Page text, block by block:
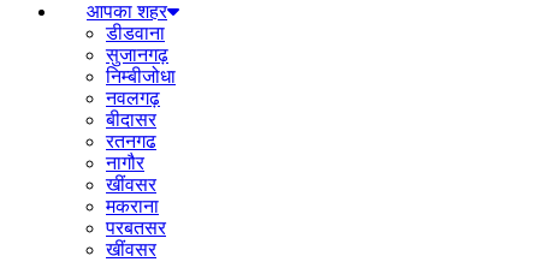
आपका शहर
डीडवाना
सुजानगढ़
निम्बीजोधा
नवलगढ़
बीदासर
रतनगढ
नागौर
खींवसर
मकराना
परबतसर
खींवसर